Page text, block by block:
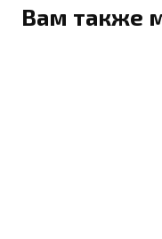
Вам также